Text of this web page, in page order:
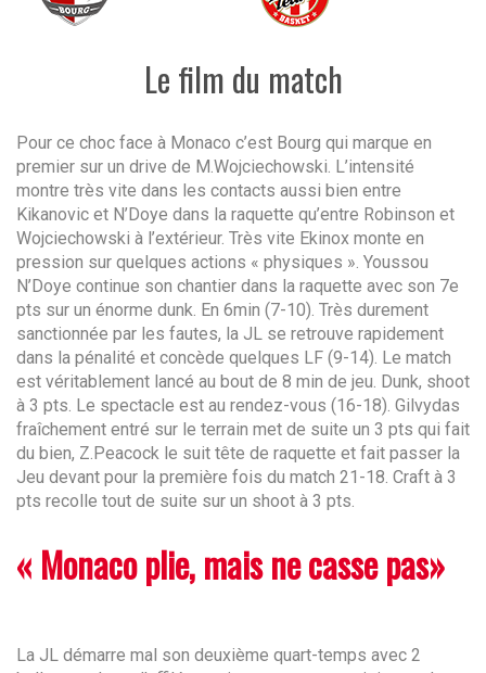
Le film du match
Pour ce choc face à Monaco c’est Bourg qui marque en
premier sur un drive de M.Wojciechowski. L’intensité
montre très vite dans les contacts aussi bien entre
Kikanovic et N’Doye dans la raquette qu’entre Robinson et
Wojciechowski à l’extérieur. Très vite Ekinox monte en
pression sur quelques actions « physiques ». Youssou
N’Doye continue son chantier dans la raquette avec son 7e
pts sur un énorme dunk. En 6min (7-10). Très durement
sanctionnée par les fautes, la JL se retrouve rapidement
dans la pénalité et concède quelques LF (9-14). Le match
est véritablement lancé au bout de 8 min de jeu. Dunk, shoot
à 3 pts. Le spectacle est au rendez-vous (16-18). Gilvydas
fraîchement entré sur le terrain met de suite un 3 pts qui fait
du bien, Z.Peacock le suit tête de raquette et fait passer la
Jeu devant pour la première fois du match 21-18. Craft à 3
pts recolle tout de suite sur un shoot à 3 pts.
« Monaco plie, mais ne casse pas»
La JL démarre mal son deuxième quart-temps avec 2